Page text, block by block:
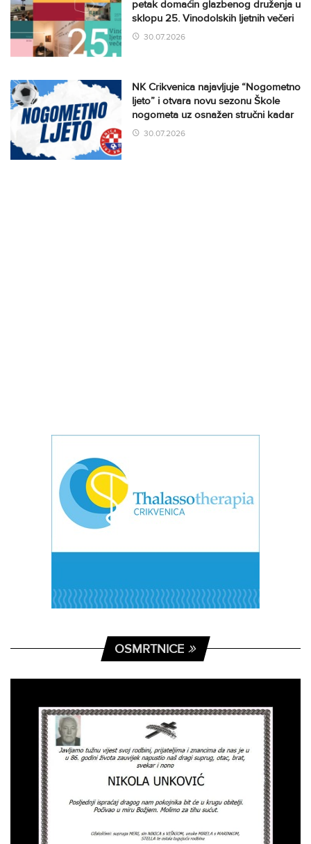
petak domaćin glazbenog druženja u
sklopu 25. Vinodolskih ljetnih večeri
30.07.2026
NK Crikvenica najavljuje “Nogometno
ljeto” i otvara novu sezonu Škole
nogometa uz osnažen stručni kadar
30.07.2026
OSMRTNICE